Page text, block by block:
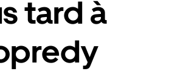
tard à